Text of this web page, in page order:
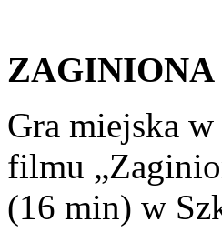
Gra miejska
filmu
(16 min) w